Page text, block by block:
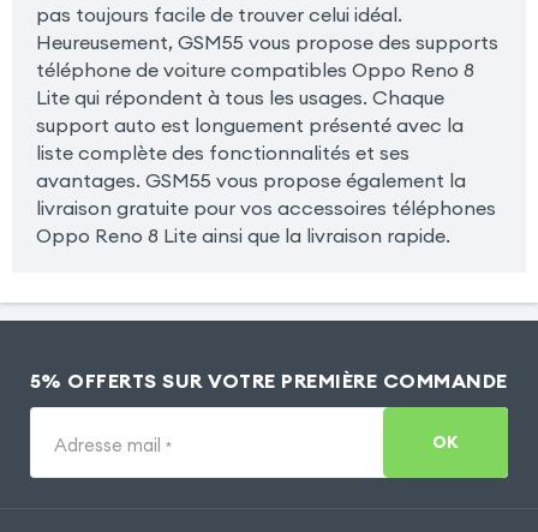
pas toujours facile de trouver celui idéal.
Heureusement, GSM55 vous propose des supports
téléphone de voiture compatibles Oppo Reno 8
Lite qui répondent à tous les usages. Chaque
support auto est longuement présenté avec la
liste complète des fonctionnalités et ses
avantages. GSM55 vous propose également la
livraison gratuite pour vos accessoires téléphones
Oppo Reno 8 Lite ainsi que la livraison rapide.
5% OFFERTS SUR VOTRE PREMIÈRE COMMANDE
Adresse mail * OK